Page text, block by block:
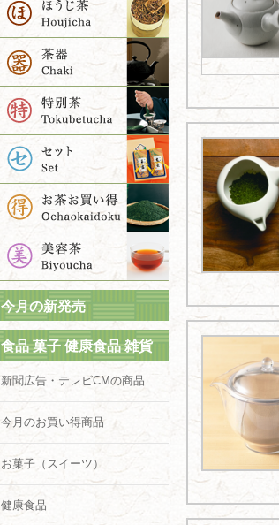
今月の新発売
食品 菓子 健康食品 雑貨
新聞広告・テレビCMの商品
今月のお買い得商品
お菓子（スイーツ）
健康食品